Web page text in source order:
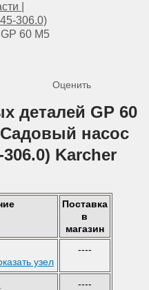
|
306.0)
60 M5
Оценить
деталей GP 60
Садовый насос
306.0) Karcher
Поставка
в
магазин
узел
----
----